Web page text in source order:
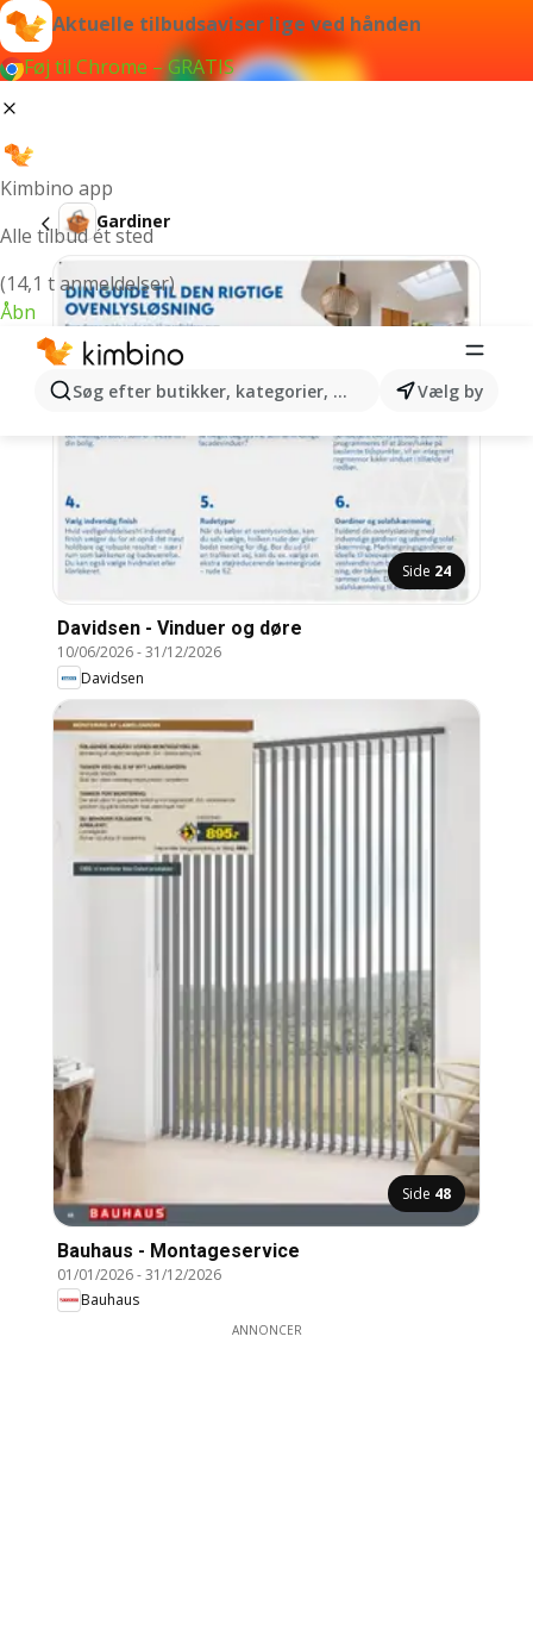
Aktuelle tilbudsaviser lige ved hånden
Føj til Chrome – GRATIS
Kimbino app
Alle tilbud ét sted
(14,1 t anmeldelser)
Åbn
Søg efter butikker, kategorier, produkter...Vælg by
Gardiner
Side 24
Davidsen - Vinduer og døre
10/06/2026-31/12/2026
Davidsen
Side 48
Bauhaus - Montageservice
01/01/2026-31/12/2026
Bauhaus
ANNONCER